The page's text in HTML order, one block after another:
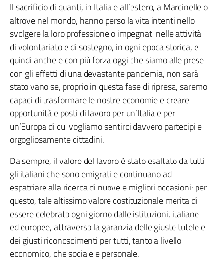
Il sacrificio di quanti, in Italia e all’estero, a Marcinelle o
altrove nel mondo, hanno perso la vita intenti nello
svolgere la loro professione o impegnati nelle attività
di volontariato e di sostegno, in ogni epoca storica, e
quindi anche e con più forza oggi che siamo alle prese
con gli effetti di una devastante pandemia, non sarà
stato vano se, proprio in questa fase di ripresa, saremo
capaci di trasformare le nostre economie e creare
opportunità e posti di lavoro per un’Italia e per
un’Europa di cui vogliamo sentirci davvero partecipi e
orgogliosamente cittadini.
Da sempre, il valore del lavoro è stato esaltato da tutti
gli italiani che sono emigrati e continuano ad
espatriare alla ricerca di nuove e migliori occasioni: per
questo, tale altissimo valore costituzionale merita di
essere celebrato ogni giorno dalle istituzioni, italiane
ed europee, attraverso la garanzia delle giuste tutele e
dei giusti riconoscimenti per tutti, tanto a livello
economico, che sociale e personale.